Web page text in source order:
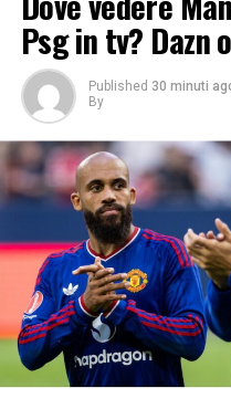
Psg in tv? Dazn
Published 30 minuti
By